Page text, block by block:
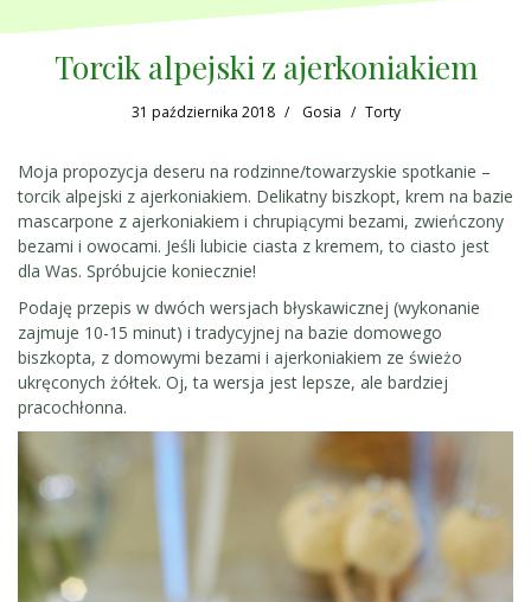
Torcik alpejski z ajerkoniakiem
31 października 2018 Gosia Torty
Moja propozycja deseru na rodzinne/towarzyskie spotkanie –
torcik alpejski z ajerkoniakiem. Delikatny biszkopt, krem na bazie
mascarpone z ajerkoniakiem i chrupiącymi bezami, zwieńczony
bezami i owocami. Jeśli lubicie ciasta z kremem, to ciasto jest
dla Was. Spróbujcie koniecznie!
Podaję przepis w dwóch wersjach błyskawicznej (wykonanie
zajmuje 10-15 minut) i tradycyjnej na bazie domowego
biszkopta, z domowymi bezami i ajerkoniakiem ze świeżo
ukręconych żółtek. Oj, ta wersja jest lepsze, ale bardziej
pracochłonna.